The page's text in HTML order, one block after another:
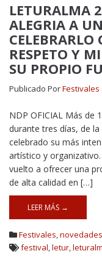
LETURALMA
ALEGRIA A
RESPETO Y
SU PROPIO
Publicado PorFestivales
NDP OFICIAL Más de
durante tres días, de
celebrado su más
artístico y
vuelto a ofrecer una
de alta calidad en […]
LEER MÁS →
Festivales,novedades
festival,letur,